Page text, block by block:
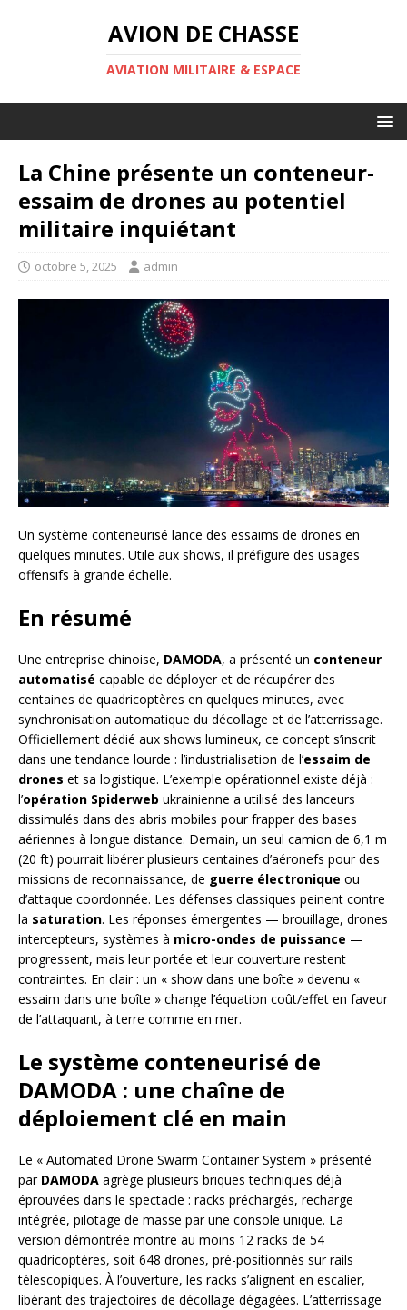
AVION DE CHASSE
AVIATION MILITAIRE & ESPACE
La Chine présente un conteneur-
essaim de drones au potentiel
militaire inquiétant
octobre 5, 2025 admin
Un système conteneurisé lance des essaims de drones en
quelques minutes. Utile aux shows, il préfigure des usages
offensifs à grande échelle.
En résumé
Une entreprise chinoise, DAMODA, a présenté un conteneur
automatisé capable de déployer et de récupérer des
centaines de quadricoptères en quelques minutes, avec
synchronisation automatique du décollage et de l’atterrissage.
Officiellement dédié aux shows lumineux, ce concept s’inscrit
dans une tendance lourde : l’industrialisation de l’essaim de
drones et sa logistique. L’exemple opérationnel existe déjà :
l’opération Spiderweb ukrainienne a utilisé des lanceurs
dissimulés dans des abris mobiles pour frapper des bases
aériennes à longue distance. Demain, un seul camion de 6,1 m
(20 ft) pourrait libérer plusieurs centaines d’aéronefs pour des
missions de reconnaissance, de guerre électronique ou
d’attaque coordonnée. Les défenses classiques peinent contre
la saturation. Les réponses émergentes — brouillage, drones
intercepteurs, systèmes à micro-ondes de puissance —
progressent, mais leur portée et leur couverture restent
contraintes. En clair : un « show dans une boîte » devenu «
essaim dans une boîte » change l’équation coût/effet en faveur
de l’attaquant, à terre comme en mer.
Le système conteneurisé de
DAMODA : une chaîne de
déploiement clé en main
Le « Automated Drone Swarm Container System » présenté
par DAMODA agrège plusieurs briques techniques déjà
éprouvées dans le spectacle : racks préchargés, recharge
intégrée, pilotage de masse par une console unique. La
version démontrée montre au moins 12 racks de 54
quadricoptères, soit 648 drones, pré-positionnés sur rails
télescopiques. À l’ouverture, les racks s’alignent en escalier,
libérant des trajectoires de décollage dégagées. L’atterrissage